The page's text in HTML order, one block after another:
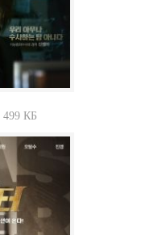
499 КБ